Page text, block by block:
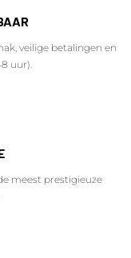
veilige betalingen en
uur).
meest prestigieuze